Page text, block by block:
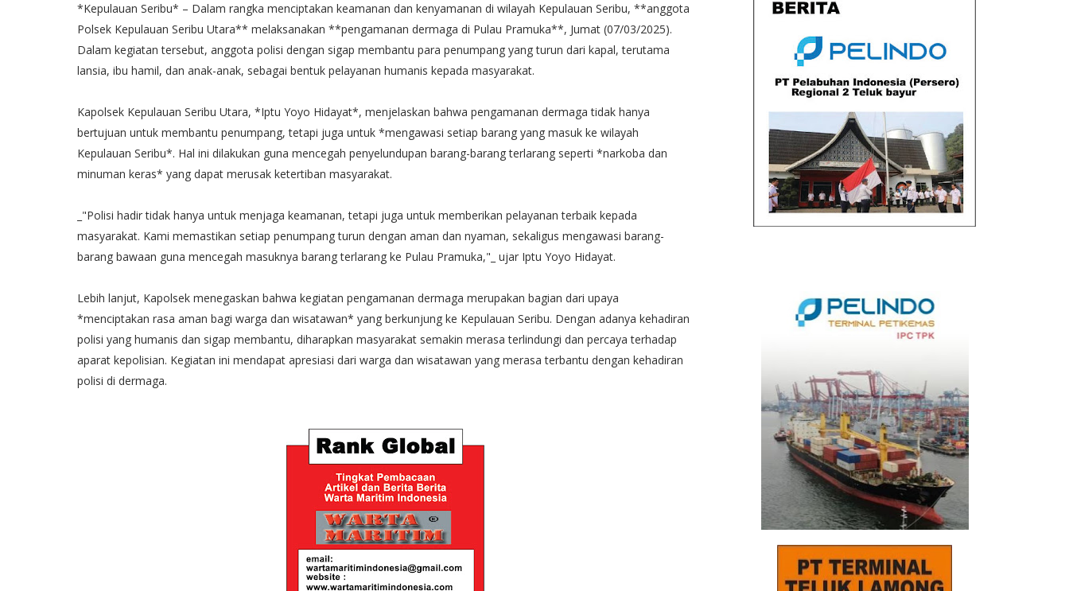
*Kepulauan Seribu* – Dalam rangka menciptakan keamanan dan kenyamanan di wilayah Kepulauan Seribu, **anggota
Polsek Kepulauan Seribu Utara** melaksanakan **pengamanan dermaga di Pulau Pramuka**, Jumat (07/03/2025).
Dalam kegiatan tersebut, anggota polisi dengan sigap membantu para penumpang yang turun dari kapal, terutama
lansia, ibu hamil, dan anak-anak, sebagai bentuk pelayanan humanis kepada masyarakat.
Kapolsek Kepulauan Seribu Utara, *Iptu Yoyo Hidayat*, menjelaskan bahwa pengamanan dermaga tidak hanya
bertujuan untuk membantu penumpang, tetapi juga untuk *mengawasi setiap barang yang masuk ke wilayah
Kepulauan Seribu*. Hal ini dilakukan guna mencegah penyelundupan barang-barang terlarang seperti *narkoba dan
minuman keras* yang dapat merusak ketertiban masyarakat.
_"Polisi hadir tidak hanya untuk menjaga keamanan, tetapi juga untuk memberikan pelayanan terbaik kepada
masyarakat. Kami memastikan setiap penumpang turun dengan aman dan nyaman, sekaligus mengawasi barang-
barang bawaan guna mencegah masuknya barang terlarang ke Pulau Pramuka,"_ ujar Iptu Yoyo Hidayat.
Lebih lanjut, Kapolsek menegaskan bahwa kegiatan pengamanan dermaga merupakan bagian dari upaya
*menciptakan rasa aman bagi warga dan wisatawan* yang berkunjung ke Kepulauan Seribu. Dengan adanya kehadiran
polisi yang humanis dan sigap membantu, diharapkan masyarakat semakin merasa terlindungi dan percaya terhadap
aparat kepolisian. Kegiatan ini mendapat apresiasi dari warga dan wisatawan yang merasa terbantu dengan kehadiran
polisi di dermaga.